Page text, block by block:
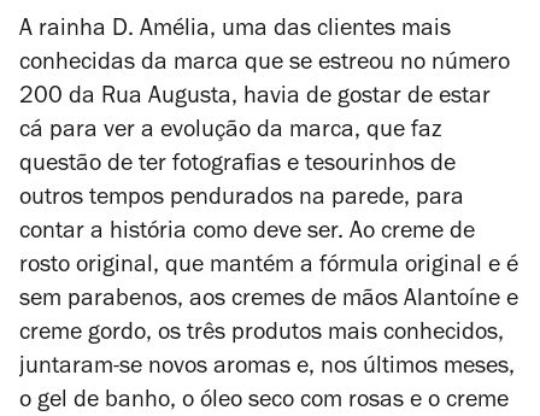
A rainha D. Amélia, uma das clientes mais
conhecidas da marca que se estreou no número
200 da Rua Augusta, havia de gostar de estar
cá para ver a evolução da marca, que faz
questão de ter fotografias e tesourinhos de
outros tempos pendurados na parede, para
contar a história como deve ser. Ao creme de
rosto original, que mantém a fórmula original e é
sem parabenos, aos cremes de mãos Alantoíne e
creme gordo, os três produtos mais conhecidos,
juntaram-se novos aromas e, nos últimos meses,
o gel de banho, o óleo seco com rosas e o creme